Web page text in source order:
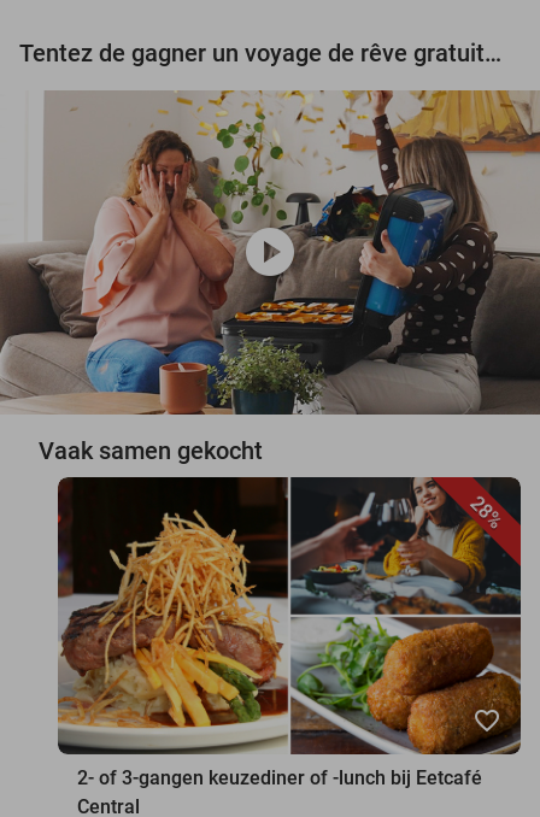
Tentez de gagner un voyage de rêve gratuit d'une valeur de 3.000 € !
play_circle
Vaak samen gekocht
28%
favorite_border
2- of 3-gangen keuzediner of -lunch bij Eetcafé
Central